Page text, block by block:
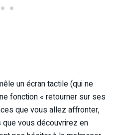
un écran tactile (qui ne
fonction « retourner sur ses
que vous allez affronter,
vous découvrirez en